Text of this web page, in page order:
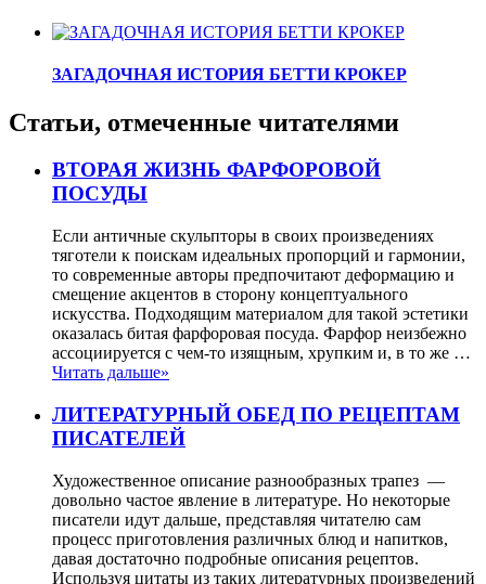
ЗАГАДОЧНАЯ ИСТОРИЯ БЕТТИ КРОКЕР
Статьи, отмеченные читателями
ВТОРАЯ ЖИЗНЬ ФАРФОРОВОЙ
ПОСУДЫ
Если античные скульпторы в своих произведениях
тяготели к поискам идеальных пропорций и гармонии,
то современные авторы предпочитают деформацию и
смещение акцентов в сторону концептуального
искусства. Подходящим материалом для такой эстетики
оказалась битая фарфоровая посуда. Фарфор неизбежно
ассоциируется с чем-то изящным, хрупким и, в то же …
Читать дальше»
ЛИТЕРАТУРНЫЙ ОБЕД ПО РЕЦЕПТАМ
ПИСАТЕЛЕЙ
Художественное описание разнообразных трапез —
довольно частое явление в литературе. Но некоторые
писатели идут дальше, представляя читателю сам
процесс приготовления различных блюд и напитков,
давая достаточно подробные описания рецептов.
Используя цитаты из таких литературных произведений